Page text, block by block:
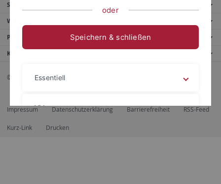
Service
Weitere Angebote
Portale
Kontaktinfo
© 2026 Eberhard Karls Universität Tübingen, Tübingen
Impressum Datenschutzerklärung Barrierefreiheit RSS-Feed
Kurz-Link Drucken
oder
Speichern & schließen
Essentiell
Videos